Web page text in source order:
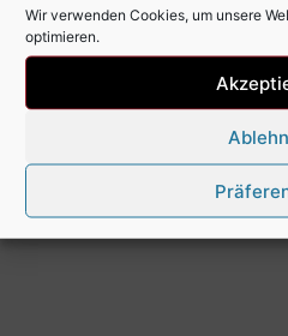
Wir verwenden Cookies, um unsere
optimieren.